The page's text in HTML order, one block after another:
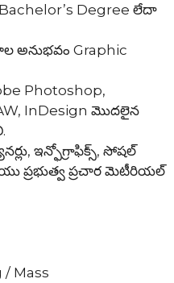
Degree లేదా
అనుభవం Graphic
Photoshop,
InDesign మొదలైన
ఇన్ఫోగ్రాఫిక్స్, సోషల్
ప్రభుత్వ ప్రచార మెటీరియల్
Mass